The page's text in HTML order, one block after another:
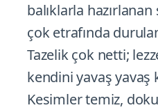
balıklarla
çok etrafında
Tazelik çok netti;
kendini yavaş
Kesimler temiz,